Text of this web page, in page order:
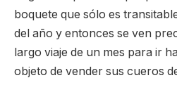
boquete que sólo es
del año y entonces se ven
largo viaje de un mes para ir
objeto de vender sus cueros